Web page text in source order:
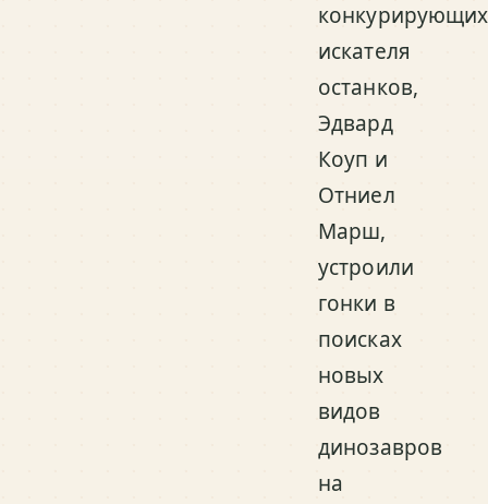
конкурирующих
искателя
останков,
Эдвард
Коуп и
Отниел
Марш,
устроили
гонки в
поисках
новых
видов
динозавров
на